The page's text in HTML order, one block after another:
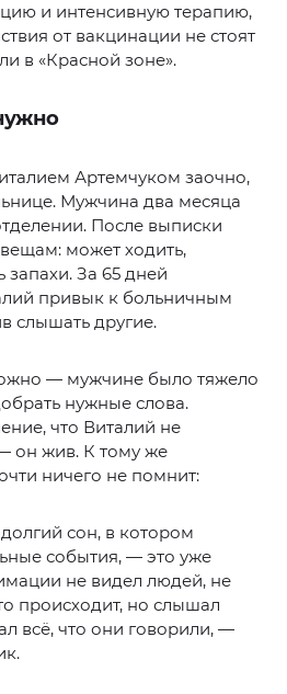
и интенсивную терапию,
от вакцинации не стоят
в «Красной зоне».
Артемчуком заочно,
Мужчина два месяца
После выписки
может ходить,
запахи. За 65 дней
привык к больничным
слышать другие.
— мужчине было тяжело
нужные слова.
что Виталий не
он жив. К тому же
ничего не помнит:
сон, в котором
события, — это уже
не видел людей, не
происходит, но слышал
всё, что они говорили, —